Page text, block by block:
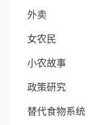
外卖
女农民
小农故事
政策研究
替代食物系统